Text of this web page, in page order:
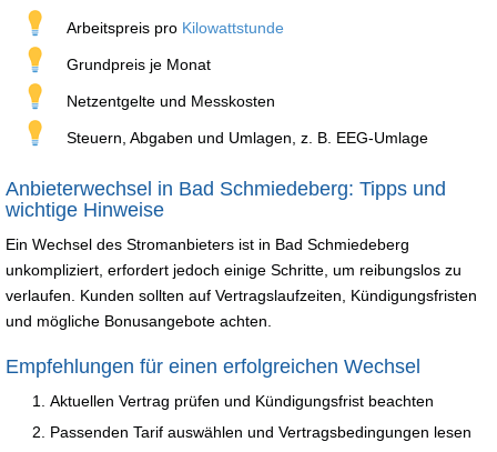
Arbeitspreis pro Kilowattstunde
Grundpreis je Monat
Netzentgelte und Messkosten
Steuern, Abgaben und Umlagen, z. B. EEG-Umlage
Anbieterwechsel in Bad Schmiedeberg: Tipps und
wichtige Hinweise
Ein Wechsel des Stromanbieters ist in Bad Schmiedeberg
unkompliziert, erfordert jedoch einige Schritte, um reibungslos zu
verlaufen. Kunden sollten auf Vertragslaufzeiten, Kündigungsfristen
und mögliche Bonusangebote achten.
Empfehlungen für einen erfolgreichen Wechsel
Aktuellen Vertrag prüfen und Kündigungsfrist beachten
Passenden Tarif auswählen und Vertragsbedingungen lesen